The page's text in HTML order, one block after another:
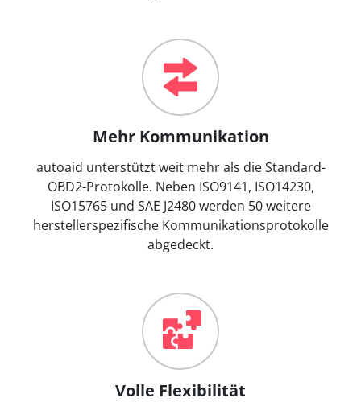
Mehr Kommunikation
autoaid unterstützt weit mehr als die Standard-
OBD2-Protokolle. Neben ISO9141, ISO14230,
ISO15765 und SAE J2480 werden 50 weitere
herstellerspezifische Kommunikationsprotokolle
abgedeckt.
Volle Flexibilität